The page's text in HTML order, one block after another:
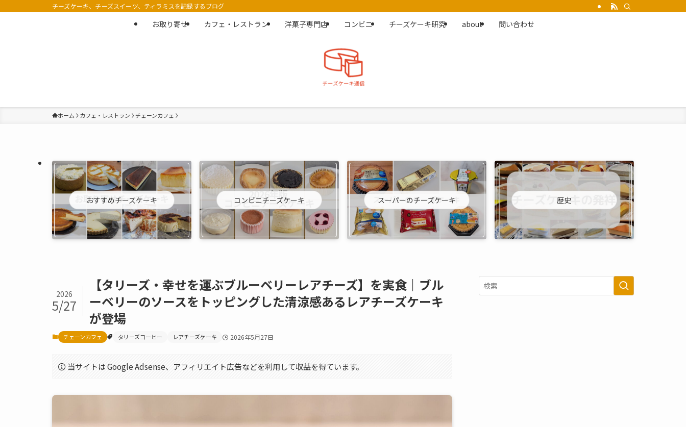
チーズケーキ、チーズスイーツ、ティラミスを記録するブログ
お取り寄せ カフェ・レストラン 洋菓子専門店 コンビニ チーズケーキ研究 about 問い合わせ
ホーム カフェ・レストラン チェーンカフェ
おすすめチーズケーキ コンビニチーズケーキ スーパーのチーズケーキ 歴史
【タリーズ・幸せを運ぶブルーベリーレアチーズ】を実食｜ブル
ーベリーのソースをトッピングした清涼感あるレアチーズケーキ
が登場
2026
5/27
チェーンカフェ タリーズコーヒー レアチーズケーキ 2026年5月27日
当サイトは Google Adsense、アフィリエイト広告などを利用して収益を得ています。